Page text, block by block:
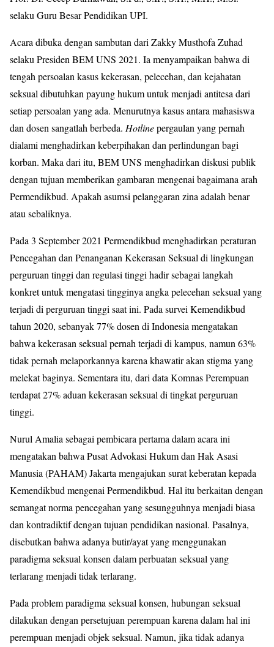
selaku Guru Besar Pendidikan UPI.
Acara dibuka dengan sambutan dari Zakky Musthofa Zuhad
selaku Presiden BEM UNS 2021. Ia menyampaikan bahwa di
tengah persoalan kasus kekerasan, pelecehan, dan kejahatan
seksual dibutuhkan payung hukum untuk menjadi antitesa dari
setiap persoalan yang ada. Menurutnya kasus antara mahasiswa
dan dosen sangatlah berbeda. Hotlinepergaulan yang pernah
dialami menghadirkan keberpihakan dan perlindungan bagi
korban. Maka dari itu, BEM UNS menghadirkan diskusi publik
dengan tujuan memberikan gambaran mengenai bagaimana arah
Permendikbud. Apakah asumsi pelanggaran zina adalah benar
atau sebaliknya.
Pada 3 September 2021 Permendikbud menghadirkan peraturan
Pencegahan dan Penanganan Kekerasan Seksual di lingkungan
perguruan tinggi dan regulasi tinggi hadir sebagai langkah
konkret untuk mengatasi tingginya angka pelecehan seksual yang
terjadi di perguruan tinggi saat ini. Pada survei Kemendikbud
tahun 2020, sebanyak 77% dosen di Indonesia mengatakan
bahwa kekerasan seksual pernah terjadi di kampus, namun 63%
tidak pernah melaporkannya karena khawatir akan stigma yang
melekat baginya. Sementara itu, dari data Komnas Perempuan
terdapat 27% aduan kekerasan seksual di tingkat perguruan
tinggi.
Nurul Amalia sebagai pembicara pertama dalam acara ini
mengatakan bahwa Pusat Advokasi Hukum dan Hak Asasi
Manusia (PAHAM) Jakarta mengajukan surat keberatan kepada
Kemendikbud mengenai Permendikbud. Hal itu berkaitan dengan
semangat norma pencegahan yang sesungguhnya menjadi biasa
dan kontradiktif dengan tujuan pendidikan nasional. Pasalnya,
disebutkan bahwa adanya butir/ayat yang menggunakan
paradigma seksual konsen dalam perbuatan seksual yang
terlarang menjadi tidak terlarang.
Pada problem paradigma seksual konsen, hubungan seksual
dilakukan dengan persetujuan perempuan karena dalam hal ini
perempuan menjadi objek seksual. Namun, jika tidak adanya